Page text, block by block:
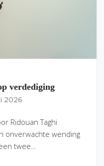
verdediging
2026
Ridouan Taghi
onverwachte wending
twee…